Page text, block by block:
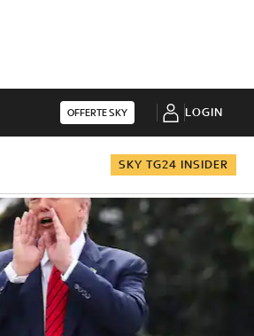
OFFERTE SKY LOGIN
SKY TG24 INSIDER